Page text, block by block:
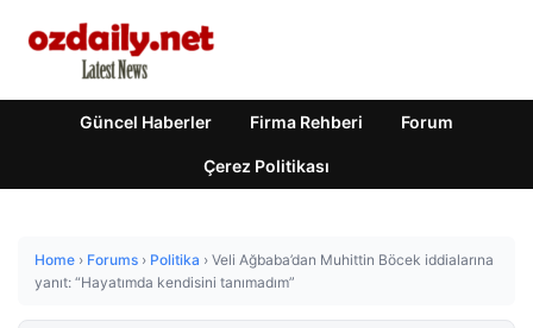
Güncel Haberler Firma Rehberi Forum
Çerez Politikası
Home › Forums › Politika › Veli Ağbaba’dan Muhittin Böcek iddialarına
yanıt: “Hayatımda kendisini tanımadım”